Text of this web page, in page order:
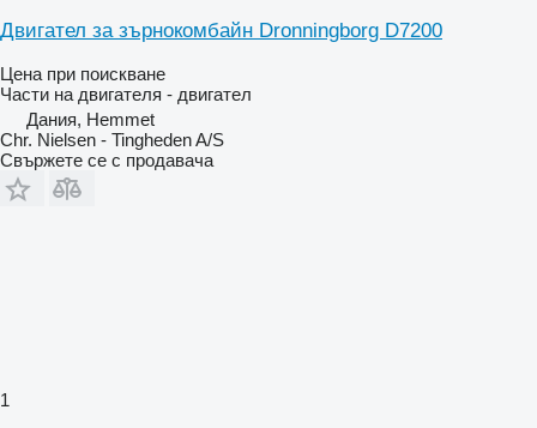
Двигател за зърнокомбайн Dronningborg D7200
Цена при поискване
Части на двигателя - двигател
Дания, Hemmet
Chr. Nielsen - Tingheden A/S
Свържете се с продавача
1